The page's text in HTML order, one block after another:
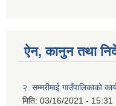
ऐन, कानुन तथा
२. सम्मरीमाई गाउँपालिकाको
मिति: 03/16/2021 - 15:31